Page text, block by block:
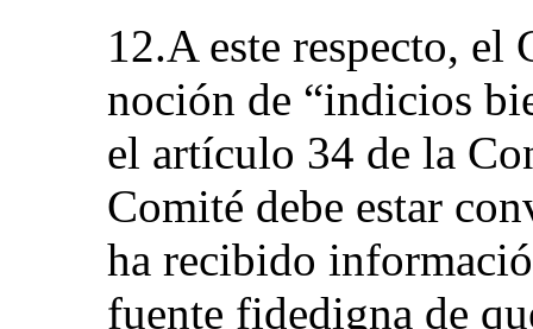
12.A este respecto, el
noción de “indicios
el artículo 34 de la
Comité debe estar
ha recibido
fuente fidedigna de